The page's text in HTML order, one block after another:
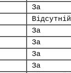
За
Відсутній
За
За
За
За